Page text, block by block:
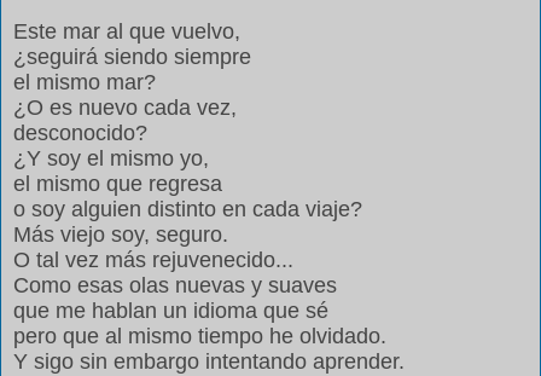
Este mar al que vuelvo,
¿seguirá siendo siempre
el mismo mar?
¿O es nuevo cada vez,
desconocido?
¿Y soy el mismo yo,
el mismo que regresa
o soy alguien distinto en cada viaje?
Más viejo soy, seguro.
O tal vez más rejuvenecido...
Como esas olas nuevas y suaves
que me hablan un idioma que sé
pero que al mismo tiempo he olvidado.
Y sigo sin embargo intentando aprender.